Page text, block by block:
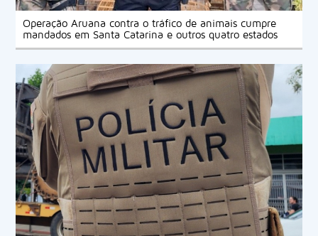
Operação Aruana contra o tráfico de animais cumpre
mandados em Santa Catarina e outros quatro estados